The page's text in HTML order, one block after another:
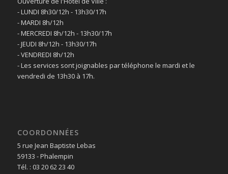
- LUNDI 8h30/12h - 13h30/17h
- MARDI 8h/12h
- MERCREDI 8h/12h - 13h30/17h
- JEUDI 8h/12h - 13h30/17h
- VENDREDI 8h/12h
- Les services sont joignables par téléphone le mardi et le
vendredi de 13h30 à 17h.
COORDONNÉES
5 rue Jean Baptiste Lebas
59133 - Phalempin
Tél. : 03 20 62 23 40